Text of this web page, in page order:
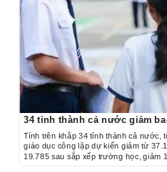
Tính trên khắp 34 tỉnh thành cả nước,
giáo dục công lập dự kiến giảm từ
19.785 sau sắp xếp trường học, giảm
tương ứng với giảm 46,7%.